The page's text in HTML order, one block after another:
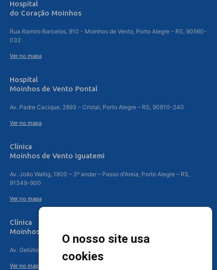
O nosso site usa
cookies
Hospital
do Coração Moinhos
Rua Ramiro Barcelos, 910 - Moinhos de Vento, Porto Alegre - RS, 90560-
032
Ver no mapa
Hospital
Moinhos de Vento Pontal
Av. Padre Cacique, 2893 – Cristal, Porto Alegre – RS, 90810-240
Ver no mapa
Clínica
Moinhos de Vento Iguatemi
Av. João Wallig, 1800 – 3º andar – Passo d'Areia, Porto Alegre – RS,
91349-900
Ver no mapa
Clínica
Moinhos de Vento Canoas
Av. Getúlio Vargas, 4841 – Centro, Canoas – RS, 92010-010
Ver no mapa